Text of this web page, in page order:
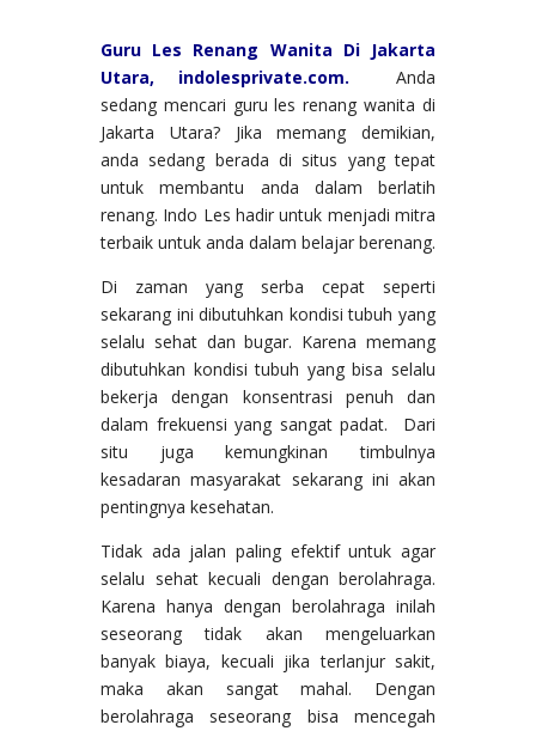
Guru Les Renang Wanita Di Jakarta
Utara, indolesprivate.com. Anda
sedang mencari guru les renang wanita di
Jakarta Utara? Jika memang demikian,
anda sedang berada di situs yang tepat
untuk membantu anda dalam berlatih
renang. Indo Les hadir untuk menjadi mitra
terbaik untuk anda dalam belajar berenang.
Di zaman yang serba cepat seperti
sekarang ini dibutuhkan kondisi tubuh yang
selalu sehat dan bugar. Karena memang
dibutuhkan kondisi tubuh yang bisa selalu
bekerja dengan konsentrasi penuh dan
dalam frekuensi yang sangat padat. Dari
situ juga kemungkinan timbulnya
kesadaran masyarakat sekarang ini akan
pentingnya kesehatan.
Tidak ada jalan paling efektif untuk agar
selalu sehat kecuali dengan berolahraga.
Karena hanya dengan berolahraga inilah
seseorang tidak akan mengeluarkan
banyak biaya, kecuali jika terlanjur sakit,
maka akan sangat mahal. Dengan
berolahraga seseorang bisa mencegah